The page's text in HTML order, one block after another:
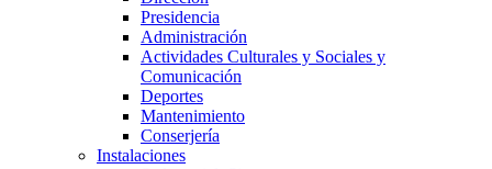
Presidencia
Administración
Actividades Culturales y Sociales y
Comunicación
Deportes
Mantenimiento
Conserjería
Instalaciones